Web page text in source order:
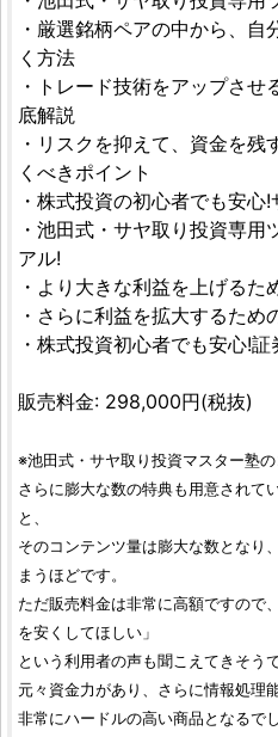
・厳選銘柄ペアの中から、
く方法
・トレード技術をアップさ
底解説
・リスクを抑えて、資金を
くべきポイント
・株式投資の初心者でも安心
・池田式・サヤ取り投資専
アル!
・より大きな利益を上げる
・さらに利益を拡大するた
・株式投資初心者でも安心!
販売料金: 298,000円(税抜)
※池田式・サヤ取り投資マスター塾の
さらに膨大な数の特典も用意されて
と、
そのコンテンツ量は膨大な数となり
まうほどです。
ただ販売料金は非常に高額ですので
を安くしてほしい」
という利用者の声も聞こえてきそうで
元々資金力があり、さらに情報処理
非常にハードルの高い商品となるでし